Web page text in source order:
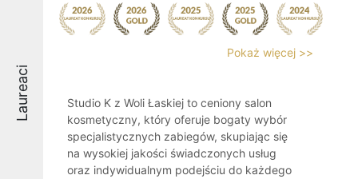
Laureaci
Pokaż więcej >>
Studio K z Woli Łaskiej to ceniony salon
kosmetyczny, który oferuje bogaty wybór
specjalistycznych zabiegów, skupiając się
na wysokiej jakości świadczonych usług
oraz indywidualnym podejściu do każdego